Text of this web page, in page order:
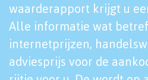
waarderapport krijgt u
Alle informatie wat
internetprijzen,
adviesprijs voor de